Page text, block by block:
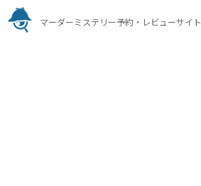
マーダーミステリー予約・レビューサイト